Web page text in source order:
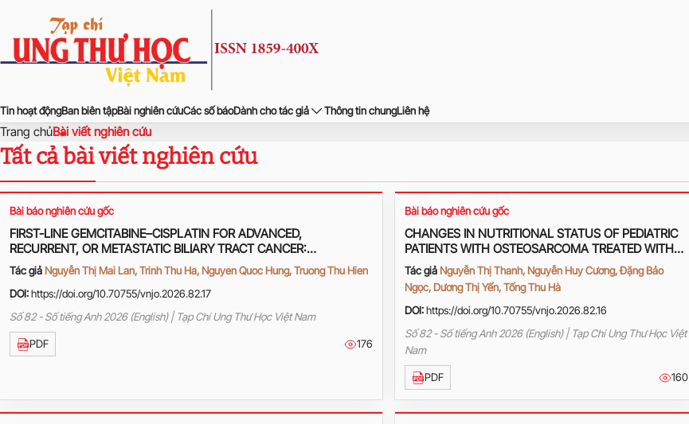
Tin hoạt độngBan biên tậpBài nghiên cứuCác số báoDành cho tác giả Thông tin chungLiên hệ
Trang chủBài viết nghiên cứu
Tất cả bài viết nghiên cứu
Bài báo nghiên cứu gốc
FIRST-LINE GEMCITABINE–CISPLATIN FOR ADVANCED,
RECURRENT, OR METASTATIC BILIARY TRACT CANCER:
TREATMENT OUTCOMES AT HANOI ONCOLOGY HOSPITAL
Tác giả Nguyễn Thị Mai Lan, Trinh Thu Ha, Nguyen Quoc Hung, Truong Thu Hien
DOI:https://doi.org/10.70755/vnjo.2026.82.17
Số 82 - Số tiếng Anh 2026 (English) | Tạp Chí Ung Thư Học Việt Nam
PDF 176
Bài báo nghiên cứu gốc
CHANGES IN NUTRITIONAL STATUS OF PEDIATRIC
PATIENTS WITH OSTEOSARCOMA TREATED WITH
THE MAP REGIMEN IN 2022–2024 AND
ASSOCIATED FACTORS
Tác giả Nguyễn Thị Thanh, Nguyễn Huy Cương, Đặng Bảo
Ngọc, Dương Thị Yến, Tống Thu Hà
DOI:https://doi.org/10.70755/vnjo.2026.82.16
Số 82 - Số tiếng Anh 2026 (English) | Tạp Chí Ung Thư Học Việt
Nam
PDF 160